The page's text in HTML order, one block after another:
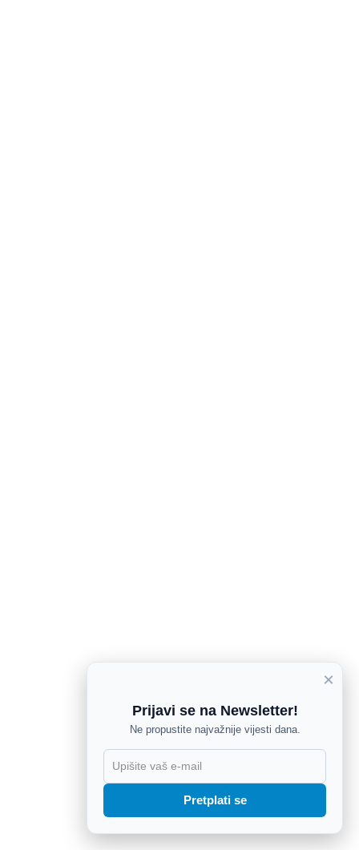
×
Prijavi se na Newsletter!
Ne propustite najvažnije vijesti dana.
Pretplati se